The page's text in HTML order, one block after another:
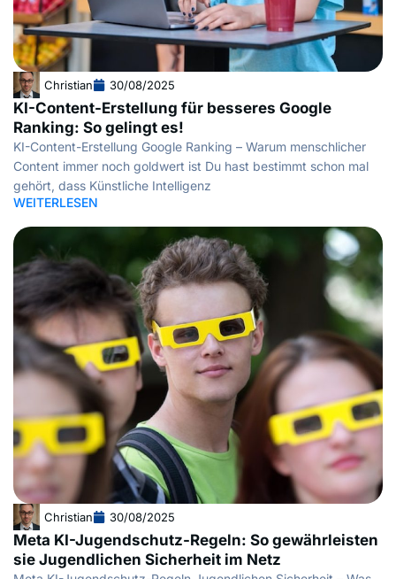
Christian 30/08/2025
KI-Content-Erstellung für besseres Google
Ranking: So gelingt es!
KI-Content-Erstellung Google Ranking – Warum menschlicher
Content immer noch goldwert ist Du hast bestimmt schon mal
gehört, dass Künstliche Intelligenz
WEITERLESEN
Christian 30/08/2025
Meta KI-Jugendschutz-Regeln: So gewährleisten
sie Jugendlichen Sicherheit im Netz